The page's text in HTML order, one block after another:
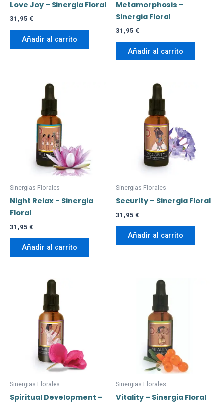
Love Joy – Sinergia Floral
31,95 €
Añadir al carrito
Metamorphosis –
Sinergia Floral
31,95 €
Añadir al carrito
Sinergias Florales
Night Relax – Sinergia
Floral
31,95 €
Añadir al carrito
Sinergias Florales
Security – Sinergia Floral
31,95 €
Añadir al carrito
Sinergias Florales
Spiritual Development –
Sinergias Florales
Vitality – Sinergia Floral